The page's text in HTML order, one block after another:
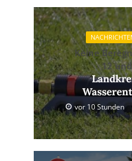
Keine
12
vor 10 Stunden